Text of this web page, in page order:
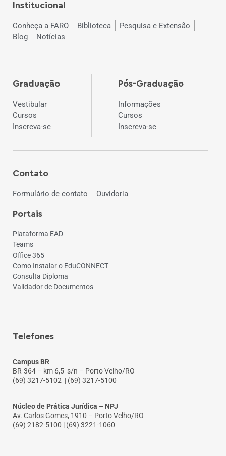
Institucional
Conheça a FARO Biblioteca
Pesquisa e Extensão
Blog
Notícias
Graduação
Vestibular
Cursos
Inscreva-se
Pós-Graduação
Informações
Cursos
Inscreva-se
Contato
Formulário de contato Ouvidoria
Portais
Plataforma EAD
Teams
Office 365
Como Instalar o EduCONNECT
Consulta Diploma
Validador de Documentos
Telefones
Campus BR
BR-364 – km 6,5 s/n – Porto Velho/RO
(69) 3217-5102 | (69) 3217-5100
Núcleo de Prática Jurídica – NPJ
Av. Carlos Gomes, 1910 – Porto Velho/RO
(69) 2182-5100 | (69) 3221-1060